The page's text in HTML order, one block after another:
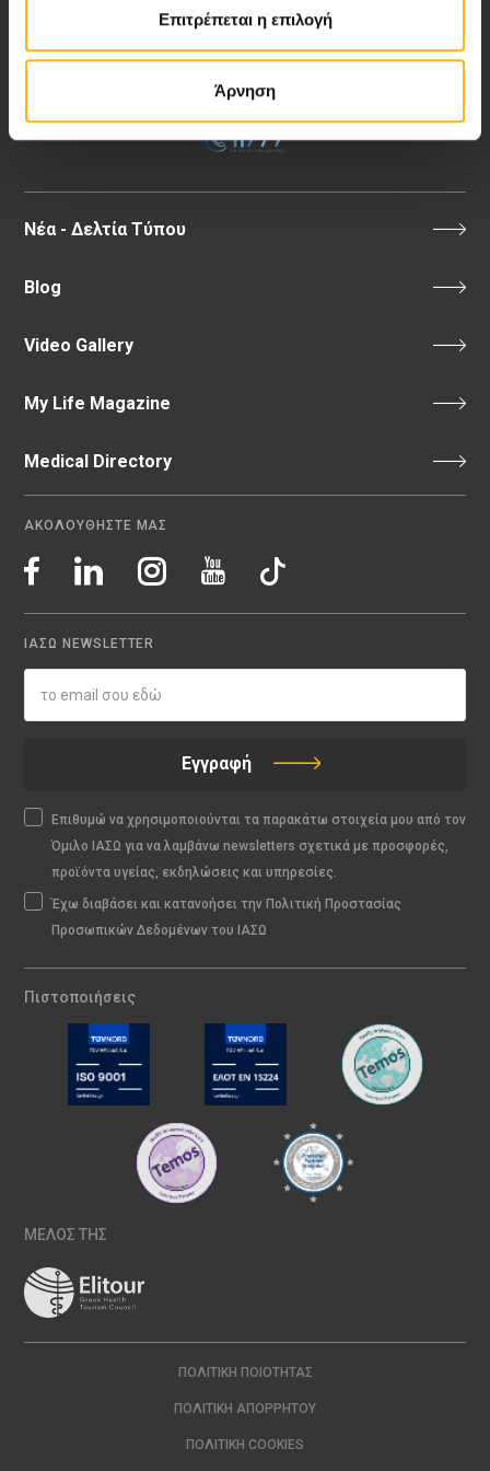
Επιτρέπεται η επιλογή
Άρνηση
Λεωφ. Κηφισίας 37-39,
151 23 Μαρούσι, Αθήνα Τηλ. Κέντρο: 210 61 84 000
Email:info@iaso.gr
Νέα - Δελτία Τύπου
Blog
Video Gallery
My Life Magazine
Medical Directory
ΑΚΟΛΟΥΘΗΣΤΕ ΜΑΣ
ΙΑΣΩ NEWSLETTER
Εγγραφή
Επιθυμώ να χρησιμοποιούνται τα παρακάτω στοιχεία μου από τον
Όμιλο ΙΑΣΩ για να λαμβάνω newsletters σχετικά με προσφορές,
προϊόντα υγείας, εκδηλώσεις και υπηρεσίες.
Έχω διαβάσει και κατανοήσει την Πολιτική Προστασίας
Προσωπικών Δεδομένων του ΙΑΣΩ
Πιστοποιήσεις
ΜΕΛΟΣ ΤΗΣ
ΠΟΛΙΤΙΚΉ ΠΟΙΌΤΗΤΑΣ
ΠΟΛΙΤΙΚΉ ΑΠΟΡΡΉΤΟΥ
ΠΟΛΙΤΙΚΉ COOKIES